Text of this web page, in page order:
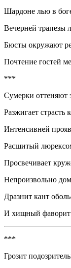
Шардоне лью в
Вечерней трапезы
Бюсты окружают
Почтение гостей
***
Сумерки оттеняют
Разжигает страсть
Интенсивней
Расшитый
Просвечивает
Непроизвольно
Дразнит кант оболь
И хищный
***
Грозит